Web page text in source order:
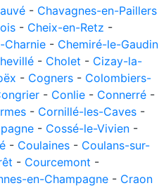
- Chavagnes-en-Paillers
- Cheix-en-Retz -
Charnie - Chemiré-le-Gaudin
- Cholet - Cizay-la-
- Cogners - Colombiers-
- Conlie - Connerré -
- Cornillé-les-Caves -
- Cossé-le-Vivien -
- Coulaines - Coulans-sur-
- Courcemont -
en-Champagne - Craon